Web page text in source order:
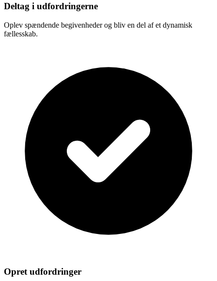
Deltag i udfordringerne
Oplev spændende begivenheder og bliv en del af et dynamisk
fællesskab.
Opret udfordringer